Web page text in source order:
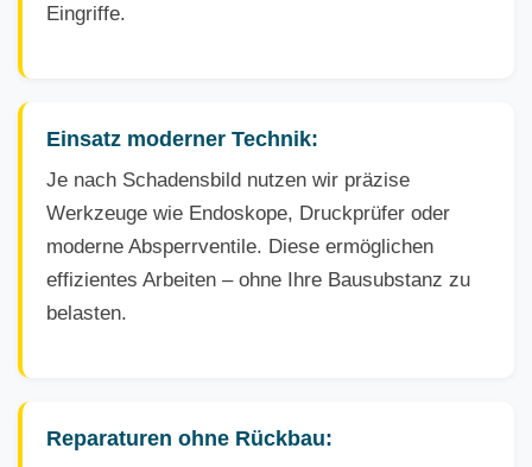
Eingriffe.
Einsatz moderner Technik:
Je nach Schadensbild nutzen wir präzise
Werkzeuge wie Endoskope, Druckprüfer oder
moderne Absperrventile. Diese ermöglichen
effizientes Arbeiten – ohne Ihre Bausubstanz zu
belasten.
Reparaturen ohne Rückbau: